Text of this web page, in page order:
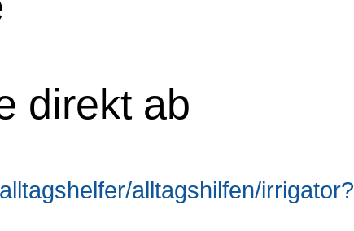
direkt ab
alltagshilfen/irrigator?